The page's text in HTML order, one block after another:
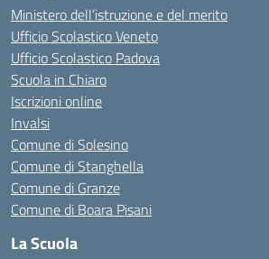
Ministero dell’istruzione e del merito
Ufficio Scolastico Veneto
Ufficio Scolastico Padova
Scuola in Chiaro
Iscrizioni online
Invalsi
Comune di Solesino
Comune di Stanghella
Comune di Granze
Comune di Boara Pisani
La Scuola